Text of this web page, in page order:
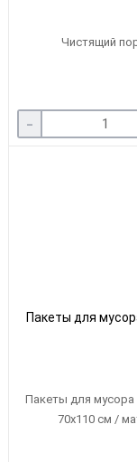
Чистящий
-
Пакеты для
Пакеты для мусора
70х110 см /